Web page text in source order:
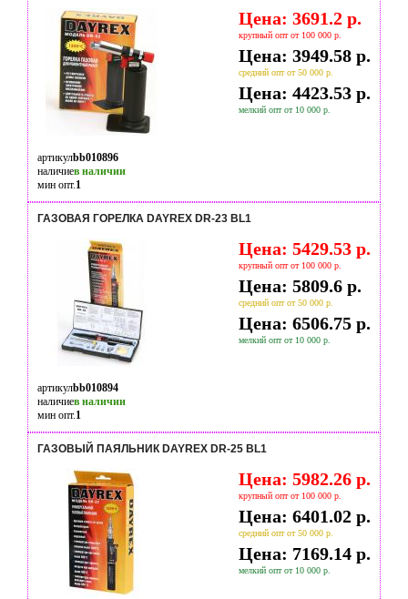
Цена: 3691.2 р.
крупный опт от 100 000 р.
Цена: 3949.58 р.
средний опт от 50 000 р.
Цена: 4423.53 р.
мелкий опт от 10 000 р.
артикулbb010896
наличиев наличии
мин опт.1
ГАЗОВАЯ ГОРЕЛКА DAYREX DR-23 BL1
Цена: 5429.53 р.
крупный опт от 100 000 р.
Цена: 5809.6 р.
средний опт от 50 000 р.
Цена: 6506.75 р.
мелкий опт от 10 000 р.
артикулbb010894
наличиев наличии
мин опт.1
ГАЗОВЫЙ ПАЯЛЬНИК DAYREX DR-25 BL1
Цена: 5982.26 р.
крупный опт от 100 000 р.
Цена: 6401.02 р.
средний опт от 50 000 р.
Цена: 7169.14 р.
мелкий опт от 10 000 р.